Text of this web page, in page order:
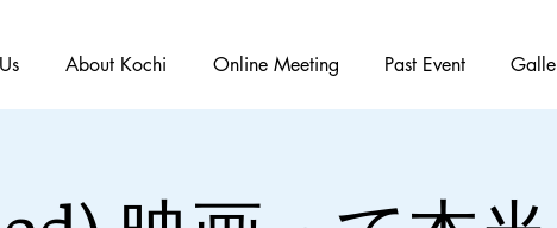
About Kochi Online Meeting Past Event